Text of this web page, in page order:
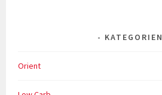
KATEGORIEN
Orient